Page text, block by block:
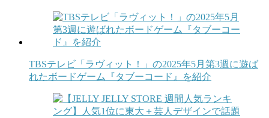
TBSテレビ「ラヴィット！」の2025年5月第3週に遊ば
れたボードゲーム『タブーコード』を紹介